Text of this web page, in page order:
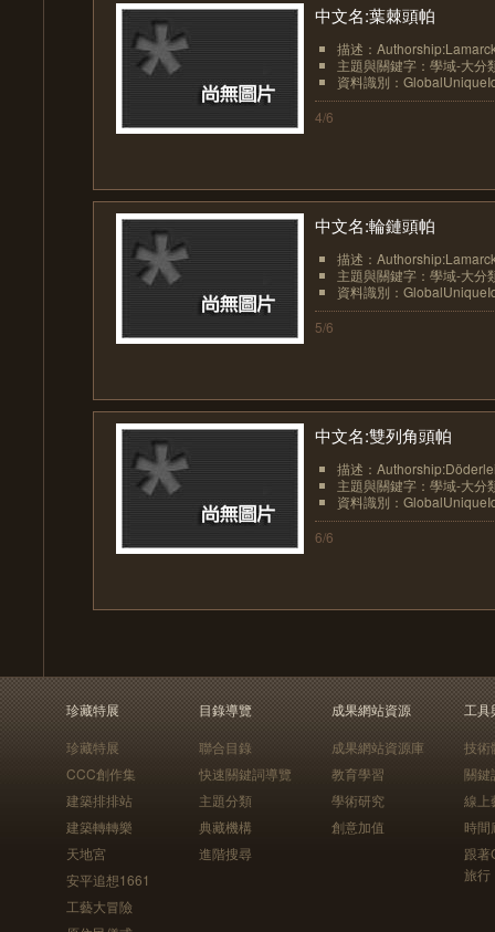
中文名:葉棘頭帕
描述：
主題與關鍵字：學域-大
資料識別：
4/6
中文名:輪鏈頭帕
描述：
主題與關鍵字：學域-大
資料識別：
5/6
中文名:雙列角頭帕
描述：
主題與關鍵字：學域-大
資料識別：
6/6
珍藏特展
珍藏特展
CCC創作集
建築排排站
建築轉轉樂
天地宮
安平追想1661
工藝大冒險
目錄導覽
聯合目錄
快速關鍵詞導覽
主題分類
典藏機構
進階搜尋
成果網站資源
成果網站資源庫
教育學習
學術研究
創意加值
工具
技術
關鍵
線上
時間
跟
旅行